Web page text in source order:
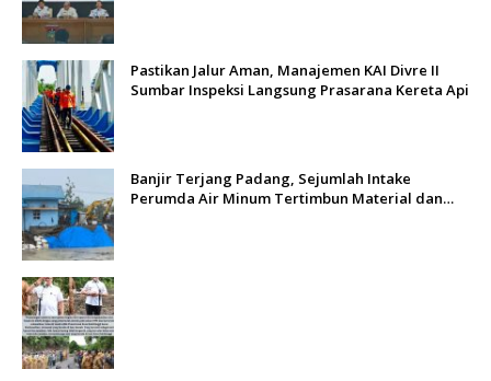
Pastikan Jalur Aman, Manajemen KAI Divre II
Sumbar Inspeksi Langsung Prasarana Kereta Api
Banjir Terjang Padang, Sejumlah Intake
Perumda Air Minum Tertimbun Material dan